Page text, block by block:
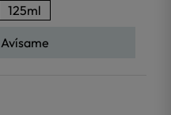
125ml
Avísame